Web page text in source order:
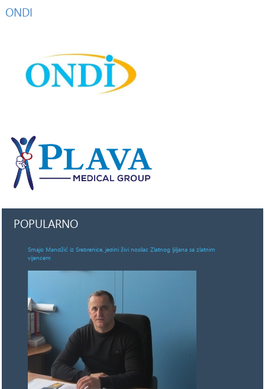
ONDI
POPULARNO
Smajo Mandžić iz Srebrenice, jedini živi nosilac Zlatnog ljiljana sa zlatnim
vijencem